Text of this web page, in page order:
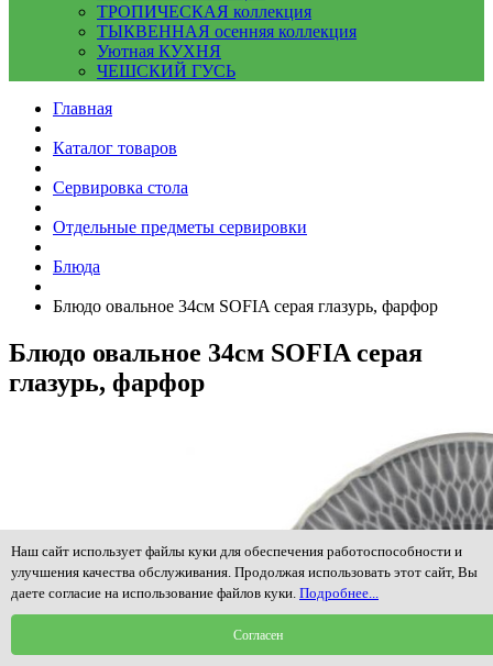
ТРОПИЧЕСКАЯ коллекция
ТЫКВЕННАЯ осенняя коллекция
Уютная КУХНЯ
ЧЕШСКИЙ ГУСЬ
Главная
Каталог товаров
Сервировка стола
Отдельные предметы сервировки
Блюда
Блюдо овальное 34см SOFIA cерая глазурь, фарфор
Блюдо овальное 34см SOFIA cерая
глазурь, фарфор
Наш сайт использует файлы куки для обеспечения работоспособности и
улучшения качества обслуживания. Продолжая использовать этот сайт, Вы
даете согласие на использование файлов куки. Подробнее...
Согласен